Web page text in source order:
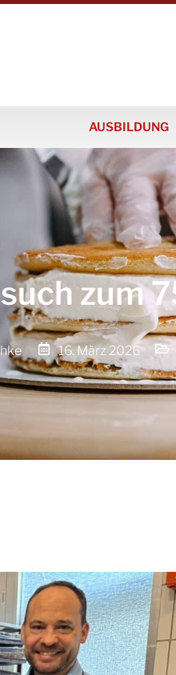
AUSBILDUNG
zum
16. März 2026